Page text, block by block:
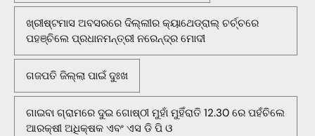
ଖ୍ରୀଷ୍ଟମାସ ଅବସରରେ ଦିଲ୍ଲୀର କ୍ୟାଥେଡ୍ରାଲ୍ ଚର୍ଚ୍ଚରେ
ପହଞ୍ଚିଲେ ପ୍ରଧାନମନ୍ତ୍ରୀ ନରେନ୍ଦ୍ର ମୋଦୀ
ଗଜପତି ଜିଲ୍ଲା ପାଇଁ ଦୁଃଖ
ଗାଇବା ଗ୍ରାମରେ ଦୁଇ ଗୋଷ୍ଠୀ ମୁହାଁ ମୁହିଁରାତି 12.30 ରେ ପହଁଚିଲେ
ଆରକ୍ଷୀ ଅଧିକ୍ଷକ ଏବଂ ଏସ ଡି ପି ଓ